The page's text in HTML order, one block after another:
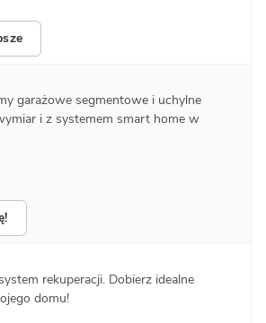
garażowe segmentowe i uchylne
i z systemem smart home w
rekuperacji. Dobierz idealne
domu!